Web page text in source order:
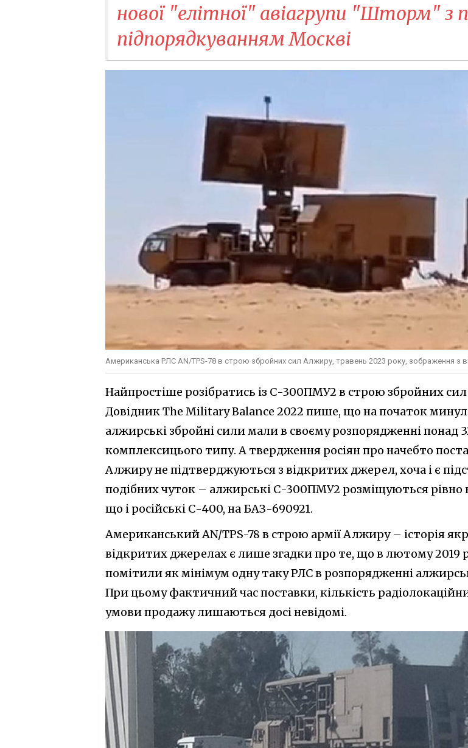
нової "елітної" авіагрупи "Шторм" з
підпорядкуванням Москві
Американська РЛС AN/TPS-78 в строю збройних сил Алжиру, травень 2023 року, зображення з
Найпростіше розібратись із С-300ПМУ2 в строю збройних
Довідник The Military Balance 2022 пише, що на початок
алжирські збройні сили мали в своєму розпорядженні понад
комплексицього типу. А твердження росіян про начебто
Алжиру не підтверджуються з відкритих джерел, хоча і є
подібних чуток – алжирські С-300ПМУ2 розміщуються рівно
що і російські С-400, на БАЗ-690921.
Американський AN/TPS-78 в строю армії Алжиру – історія
відкритих джерелах є лише згадки про те, що в лютому 2019
помітили як мінімум одну таку РЛС в розпорядженні
При цьому фактичний час поставки, кількість
умови продажу лишаються досі невідомі.